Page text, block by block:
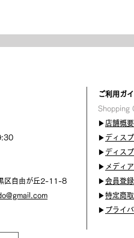
由が丘は、映画の街であっ
区自由が丘2-11-8
ご利用ガ
Shopping
▶︎ 店舗概要
▶︎ ディス
▶︎ ディス
▶︎ メディ
▶︎会員登録
▶︎特定商
▶︎ プライ